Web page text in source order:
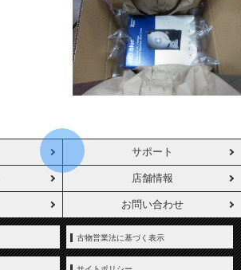
サポート
店舗情報
お問い合わせ
古物営業法に基づく表示